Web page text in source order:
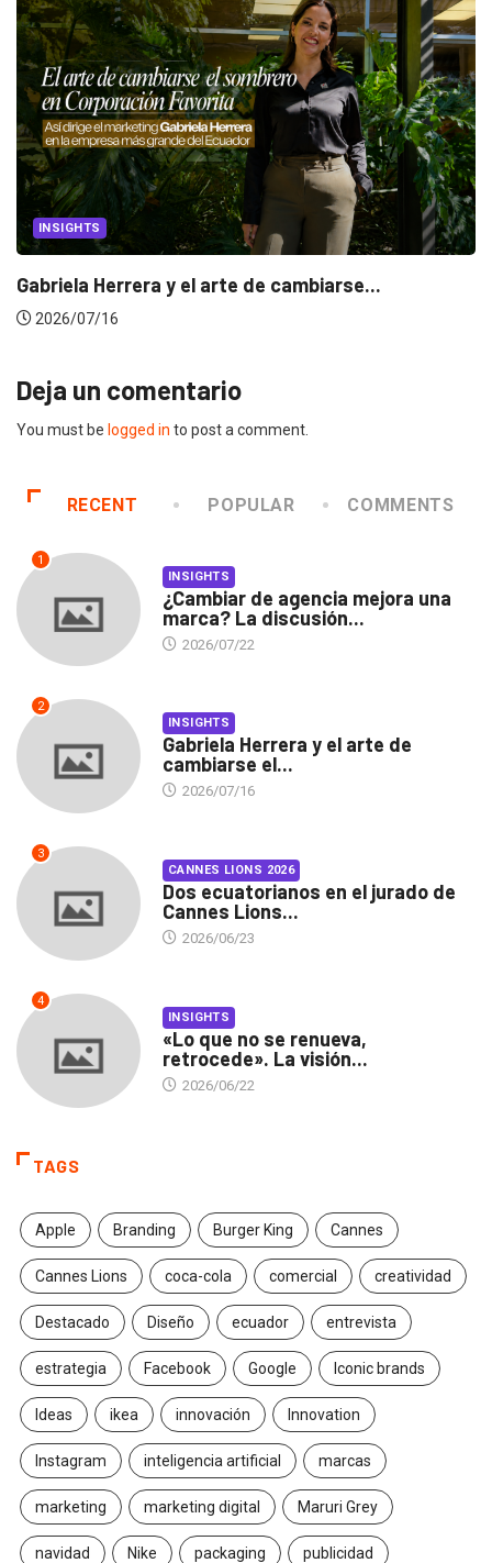
INSIGHTS
Gabriela Herrera y el arte de cambiarse...
2026/07/16
Deja un comentario
You must be logged in to post a comment.
RECENT POPULAR COMMENTS
1
INSIGHTS
¿Cambiar de agencia mejora una
marca? La discusión...
2026/07/22
2
INSIGHTS
Gabriela Herrera y el arte de
cambiarse el...
2026/07/16
3
CANNES LIONS 2026
Dos ecuatorianos en el jurado de
Cannes Lions...
2026/06/23
4
INSIGHTS
«Lo que no se renueva,
retrocede». La visión...
2026/06/22
TAGS
Apple Branding Burger King Cannes
Cannes Lions coca-cola comercial creatividad
Destacado Diseño ecuador entrevista
estrategia Facebook Google Iconic brands
Ideas ikea innovación Innovation
Instagram inteligencia artificial marcas
marketing marketing digital Maruri Grey
navidad Nike packaging publicidad